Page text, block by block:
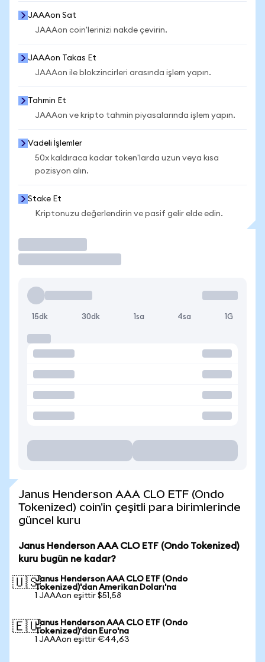
JAAAon Sat
JAAAon coin'lerinizi nakde çevirin.
JAAAon Takas Et
JAAAon ile blokzincirleri arasında işlem yapın.
Tahmin Et
JAAAon ve kripto tahmin piyasalarında işlem yapın.
Vadeli İşlemler
50x kaldıraca kadar token'larda uzun veya kısa
pozisyon alın.
Stake Et
Kriptonuzu değerlendirin ve pasif gelir elde edin.
15dk 30dk 1sa 4sa 1G
Janus Henderson AAA CLO ETF (Ondo
Tokenized) coin'in çeşitli para birimlerinde
güncel kuru
Janus Henderson AAA CLO ETF (Ondo Tokenized)
kuru bugün ne kadar?
🇺🇸Janus Henderson AAA CLO ETF (Ondo
Tokenized)'dan Amerikan Doları'na
1 JAAAon eşittir $51,58
🇪🇺Janus Henderson AAA CLO ETF (Ondo
Tokenized)'dan Euro'na
1 JAAAon eşittir €44,63